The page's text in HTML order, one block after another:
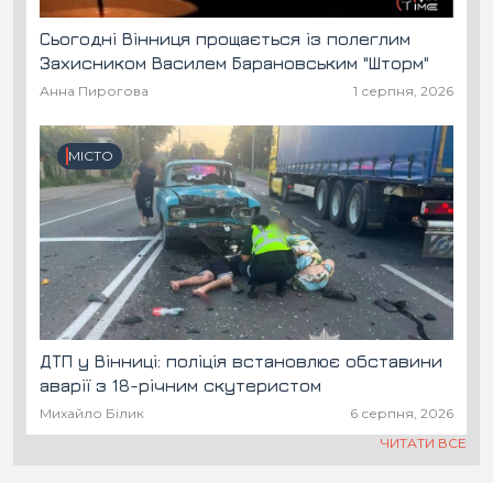
Сьогодні Вінниця прощається із полеглим
Захисником Василем Барановським "Шторм"
Анна Пирогова 1 серпня, 2026
МІСТО
ДТП у Вінниці: поліція встановлює обставини
аварії з 18-річним скутеристом
Михайло Білик
6 серпня, 2026
ЧИТАТИ ВСЕ